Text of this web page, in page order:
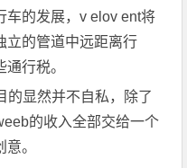
车的发展，v elov ent将
立的管道中远距离行
行税。
的显然并不自私，除了
的收入全部交给一个
。